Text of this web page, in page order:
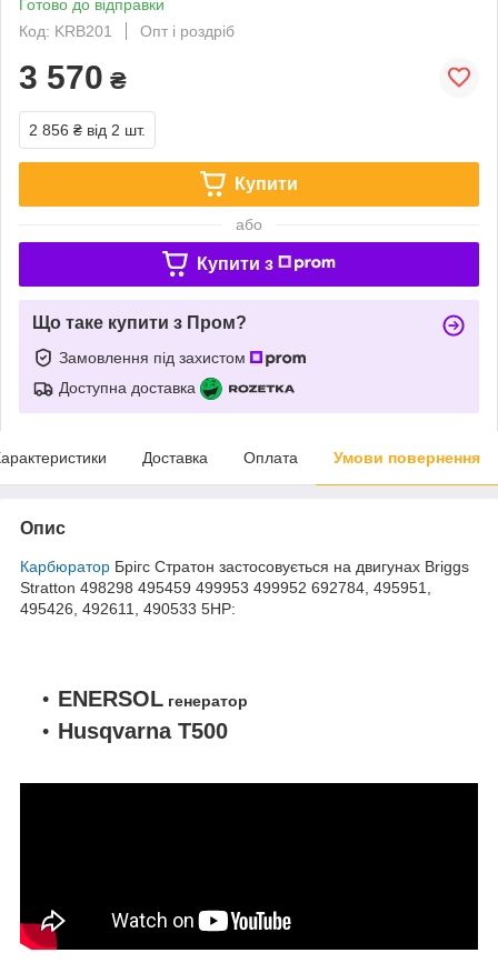
Готово до відправки
Код: KRB201
Опт і роздріб
3 570 ₴
2 856 ₴ від 2 шт.
Купити
або
Купити з
Що таке купити з Пром?
Замовлення під захистом
Доступна доставка
Доставка Оплата Умови повернення
Опис
Карбюратор Брігс Стратон застосовується на двигунах Briggs
Stratton 498298 495459 499953 499952 692784, 495951,
495426, 492611, 490533 5HP:
ENERSOL генератор
Husqvarna T500